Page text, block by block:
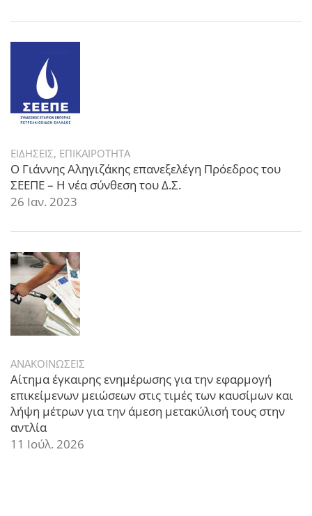
ΕΙΔΗΣΕΙΣ, ΕΠΙΚΑΙΡΟΤΗΤΑ
Ο Γιάννης Αληγιζάκης επανεξελέγη Πρόεδρος του
ΣΕΕΠΕ – Η νέα σύνθεση του Δ.Σ.
26 Ιαν. 2023
ΑΝΑΚΟΙΝΩΣΕΙΣ
Αίτημα έγκαιρης ενημέρωσης για την εφαρμογή
επικείμενων μειώσεων στις τιμές των καυσίμων και
λήψη μέτρων για την άμεση μετακύλισή τους στην
αντλία
11 Ιούλ. 2026